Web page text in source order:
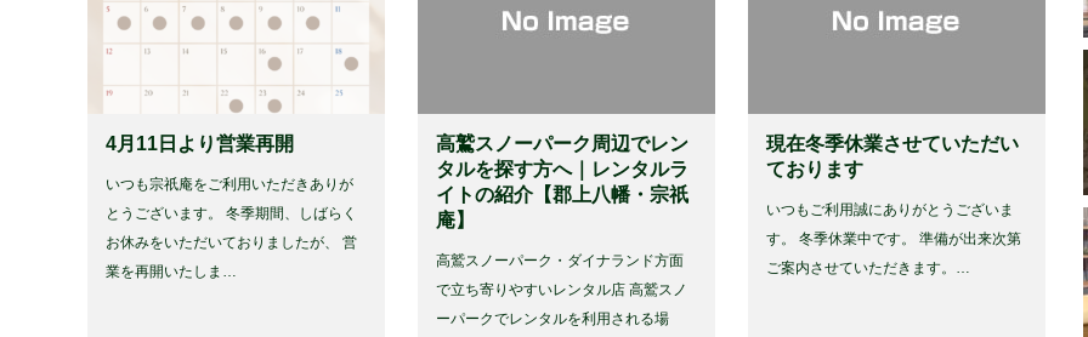
4月11日より営業再開
いつも宗祇庵をご利用いただきありが
とうございます。 冬季期間、しばらく
お休みをいただいておりましたが、 営
業を再開いたしま…
高鷲スノーパーク周辺でレン
タルを探す方へ｜レンタルラ
イトの紹介【郡上八幡・宗祇
庵】
高鷲スノーパーク・ダイナランド方面
で立ち寄りやすいレンタル店 高鷲スノ
ーパークでレンタルを利用される場
現在冬季休業させていただい
ております
いつもご利用誠にありがとうございま
す。 冬季休業中です。 準備が出来次第
ご案内させていただきます。…